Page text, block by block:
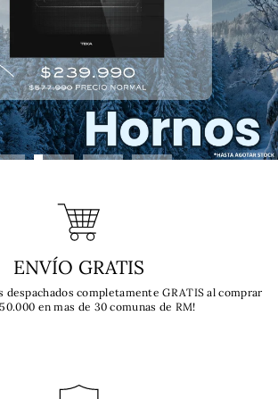
ENVÍO GRATIS
completamente GRATIS al comprar
en mas de 30 comunas de RM!